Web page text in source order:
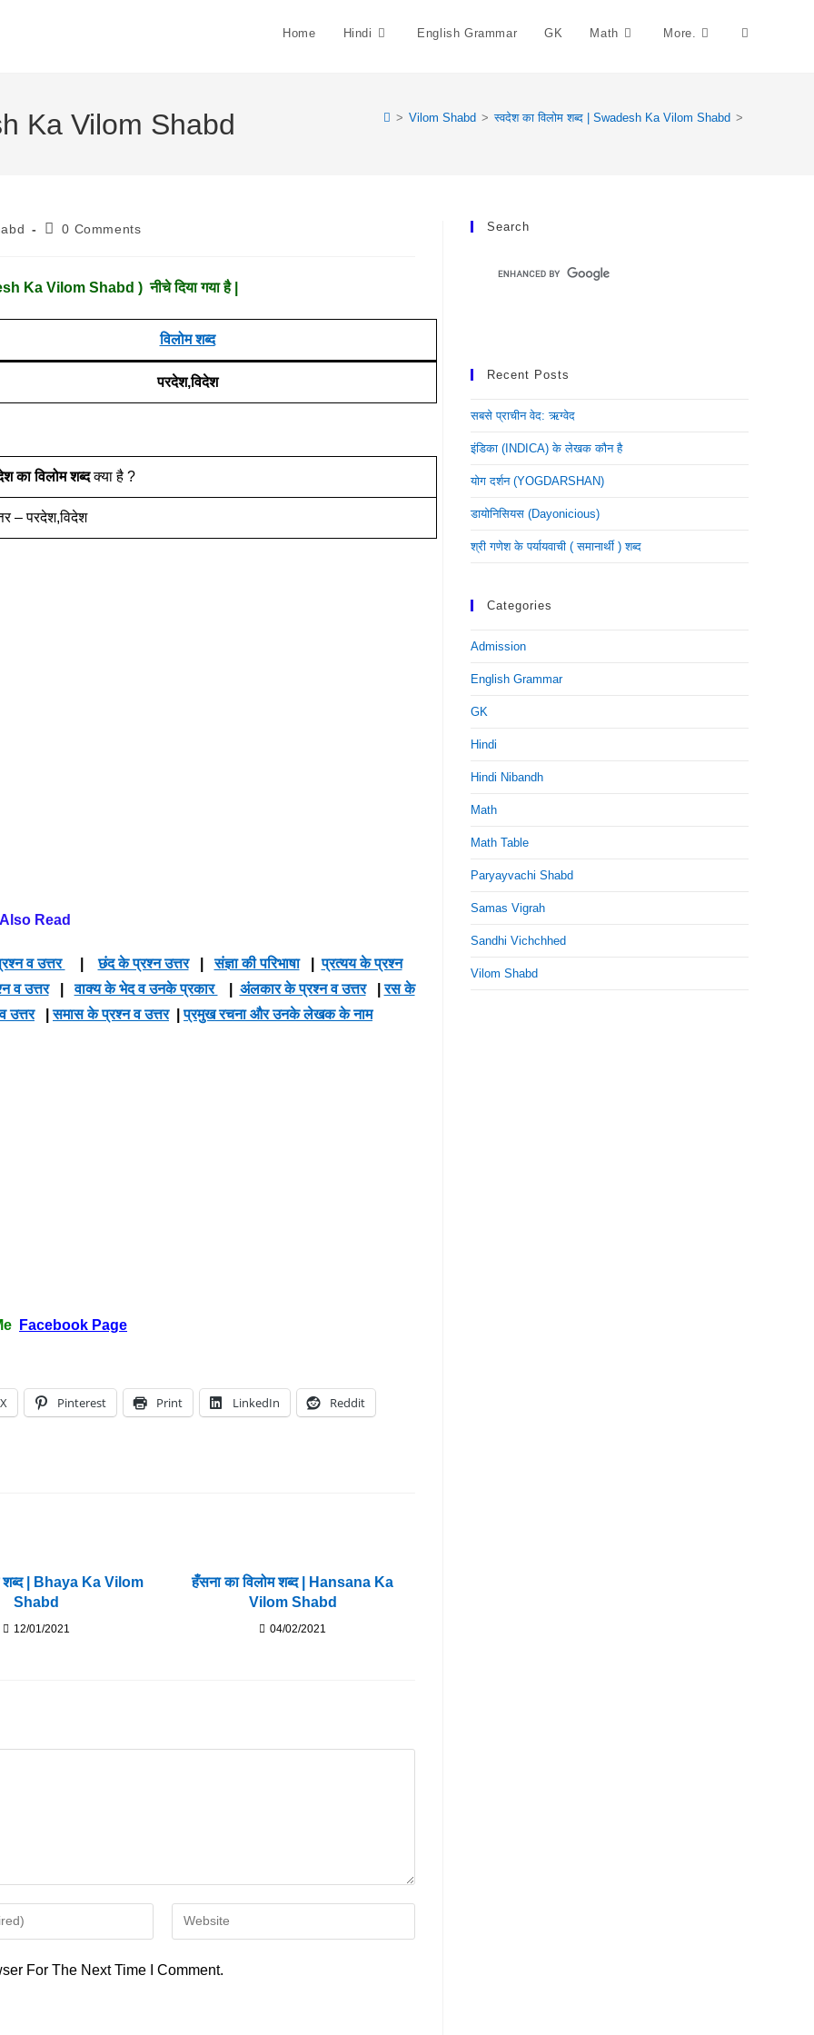
Home Hindi English Grammar GK Math More. Toggle
Ka Vilom Shabd > Vilom Shabd > स्वदेश का विलोम शब्द | Swadesh Ka Vilom Shabd >
Post0 Comments
Ka Vilom Shabd ) नीचे दिया गया है |
विलोम शब्द
परदेश,विदेश
का विलोम शब्दक्या है ?
– परदेश,विदेश
Also Read
व उत्तर |छंद के प्रश्न उत्तर|संज्ञा की परिभाषा|प्रत्यय के प्रश्न
व उत्तर|वाक्य के भेद व उनके प्रकार अंलकार के प्रश्न व उत्तर|रस के
उत्तर|समास के प्रश्न व उत्तर|प्रमुख रचना और उनके लेखक के नाम
Facebook Page
X Pinterest Print LinkedIn Reddit
शब्द | Bhaya Ka Vilom
Shabd
12/01/2021
हँसना का विलोम शब्द | Hansana Ka
Vilom Shabd
04/02/2021
Enter
Your
For The Next Time I Comment.
Search
Recent Posts
सबसे प्राचीन वेद: ऋग्वेद
इंडिका (INDICA) के लेखक कौन है
योग दर्शन (YOGDARSHAN)
डायोनिसियस (dayonicious)
श्री गणेश के पर्यायवाची ( समानार्थी ) शब्द
Categories
Admission
English Grammar
GK
Hindi
Hindi Nibandh
Math
Math Table
Paryayvachi Shabd
Samas Vigrah
Sandhi Vichchhed
Vilom Shabd